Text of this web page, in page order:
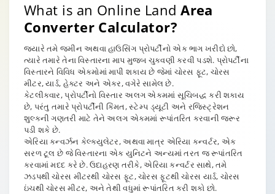
What is an Online LandArea
Converter Calculator?
જ્યારે તમે જમીન અથવા હાઉસિંગ પ્રોપર્ટીનો એક ભાગ ખરીદો છો,
ત્યારે તમારે તેના વિસ્તારના માપ મુજબ ચુકવણી કરવી પડશે. પ્રોપર્ટીના
વિસ્તારને વિવિધ એકમોમાં માપી શકાય છે જેમાં ચોરસ ફૂટ, ચોરસ
મીટર, યાર્ડ, હેક્ટર અને એકર, વગેરે સામેલ છે.
કેટલીકવાર, પ્રોપર્ટીનો વિસ્તાર અલગ એકમમાં સૂચિબદ્ધ કરી શકાય
છે, પરંતુ તમારે પ્રોપર્ટીની કિંમત, સ્ટેમ્પ ડ્યૂટી અને રજિસ્ટ્રેશન
શુલ્કની ગણતરી માટે તેને અલગ એકમમાં રૂપાંતરિત કરવાની જરૂર
પડી શકે છે.
એરિયા કન્વર્ઝન કેલ્ક્યુલેટર, અથવા માત્ર એરિયા કન્વર્ટર, એક
સરળ ટૂલ છે જે વિસ્તારના એક યુનિટને અન્યમાં તરત જ રૂપાંતરિત
કરવામાં મદદ કરે છે. ઉદાહરણ તરીકે, એરિયા કન્વર્ટર સાથે, તમે
ઝડપથી ચોરસ મીટરથી ચોરસ ફૂટ, ચોરસ ફૂટથી ચોરસ યાર્ડ, ચોરસ
ઇંચથી ચોરસ મીટર, અને તેથી વધુમાં રૂપાંતરિત કરી શકો છો.